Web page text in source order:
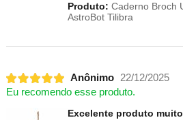
Produto: Caderno Broch
AstroBot Tilibra
Anônimo 22/12/2025
Eu recomendo esse produto.
Excelente produto